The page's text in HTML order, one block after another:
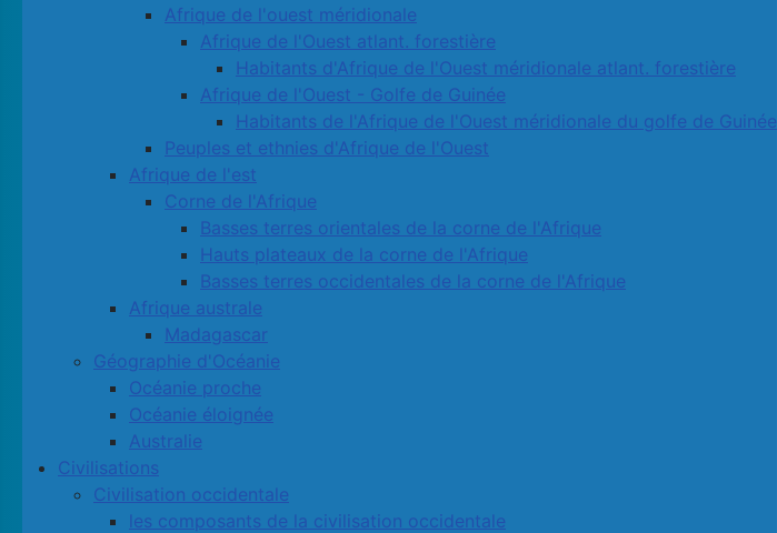
Afrique de l'ouest méridionale
Afrique de l'Ouest atlant. forestière
Habitants d'Afrique de l'Ouest méridionale atlant. forestière
Afrique de l'Ouest - Golfe de Guinée
Habitants de l'Afrique de l'Ouest méridionale du golfe de Guinée
Peuples et ethnies d'Afrique de l'Ouest
Afrique de l'est
Corne de l'Afrique
Basses terres orientales de la corne de l'Afrique
Hauts plateaux de la corne de l'Afrique
Basses terres occidentales de la corne de l'Afrique
Afrique australe
Madagascar
Géographie d'Océanie
Océanie proche
Océanie éloignée
Australie
Civilisations
Civilisation occidentale
les composants de la civilisation occidentale